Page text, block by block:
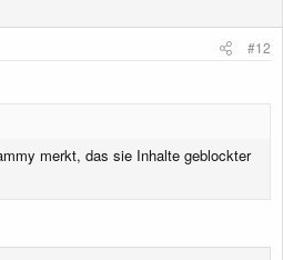
#12
merkt, das sie Inhalte geblockter